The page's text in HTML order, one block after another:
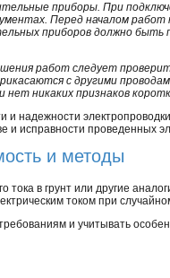
приборы. При
Перед началом
приборов должно быть
работ следует
с другими
никаких признаков
и надежности
и исправности проведенных
и методы
тока в грунт или другие
током при
и учитывать